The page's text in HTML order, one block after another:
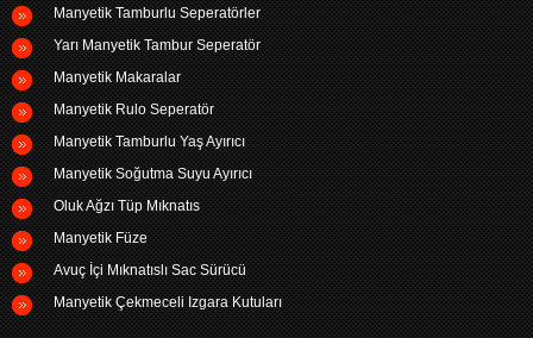
Manyetik Tamburlu Seperatörler
Yarı Manyetik Tambur Seperatör
Manyetik Makaralar
Manyetik Rulo Seperatör
Manyetik Tamburlu Yaş Ayırıcı
Manyetik Soğutma Suyu Ayırıcı
Oluk Ağzı Tüp Mıknatıs
Manyetik Füze
Avuç İçi Mıknatıslı Sac Sürücü
Manyetik Çekmeceli Izgara Kutuları